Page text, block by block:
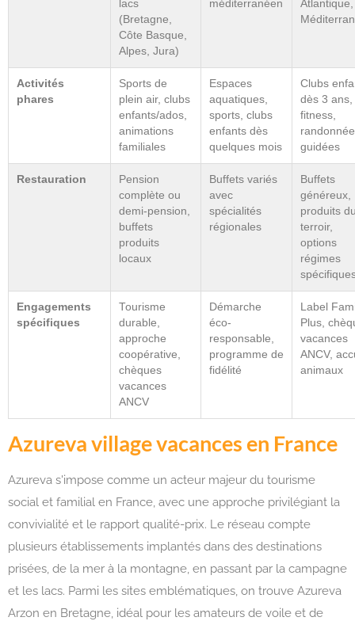
lacs
(Bretagne,
Côte Basque,
Alpes, Jura)
méditerranéen
Atlantique,
Activités
phares
Sports de
plein air, clubs
enfants/ados,
animations
familiales
Espaces
aquatiques,
sports, clubs
enfants dès
quelques mois
Clubs
dès 3 ans,
fitness,
guidées
Restauration
Pension
complète ou
demi-pension,
buffets
produits
locaux
Buffets variés
avec
spécialités
régionales
Buffets
généreux,
produits
terroir,
options
régimes
Engagements
spécifiques
Tourisme
durable,
approche
coopérative,
chèques
vacances
ANCV
Démarche
éco-
responsable,
programme de
fidélité
Label
Plus,
vacances
ANCV,
animaux
Azureva village vacances en France
Azureva s'impose comme un acteur majeur du tourisme
social et familial en France, avec une approche privilégiant la
convivialité et le rapport qualité-prix. Le réseau compte
plusieurs établissements implantés dans des destinations
prisées, de la mer à la montagne, en passant par la campagne
et les lacs. Parmi les sites emblématiques, on trouve Azureva
Arzon en Bretagne, idéal pour les amateurs de voile et de